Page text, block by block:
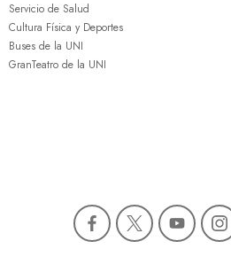
Servicio de Salud
Cultura Física y Deportes
Buses de la UNI
GranTeatro de la UNI